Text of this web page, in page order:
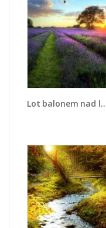
Lot balonem nad lawendą - KN1338A